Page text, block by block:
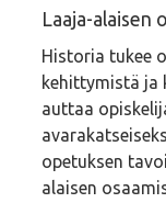
Laaja-alaisen
Historia tukee
kehittymistä ja
auttaa
opetuksen
alaisen